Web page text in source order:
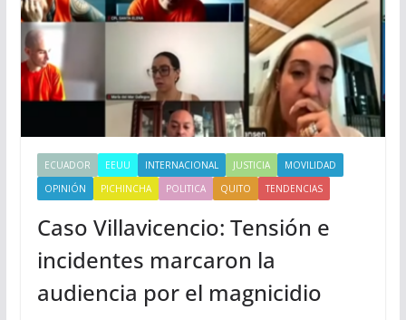
ECUADOR EEUU INTERNACIONAL JUSTICIA
MOVILIDAD
OPINIÓN
PICHINCHA POLITICA QUITO TENDENCIAS
Caso Villavicencio: Tensión e
incidentes marcaron la
audiencia por el magnicidio